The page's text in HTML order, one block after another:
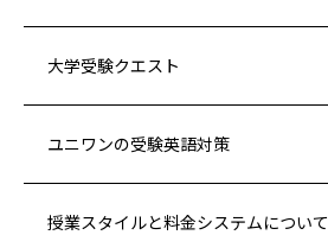
大学受験クエスト
ユニワンの受験英語対策
授業スタイルと料金システムについて